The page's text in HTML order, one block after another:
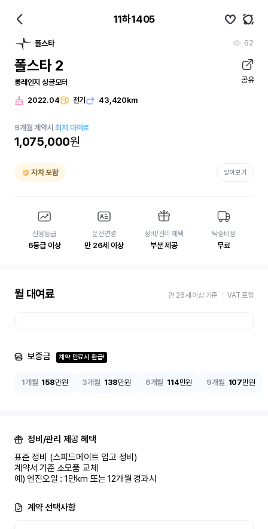
11하1405
폴스타 62
폴스타 2
롱레인지 싱글모터 공유
2022.04 전기 43,420km
9개월 계약시최저 대여료
1,075,000원
자차 포함 알아보기
신용등급
6등급 이상
운전연령
만 26세 이상
정비/관리 혜택
부분 제공
탁송비용
무료
월 대여료 만 26세 이상 기준 VAT 포함
보증금 계약 만료시 환급!
1개월 158만원 3개월 138만원 6개월 114만원 9개월 107만원
정비/관리 제공 혜택
표준 정비 (스피드메이트 입고 정비)
계약서 기준 소모품 교체
예) 엔진오일 : 1만km 또는 12개월 경과시
계약 선택사항